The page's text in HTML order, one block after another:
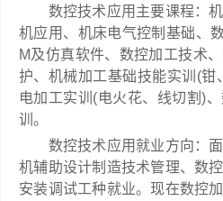
数控技术应用主要课程：机
机应用、机床电气控制基础、
M及仿真软件、数控加工技术
护、机械加工基础技能实训(钳
电加工实训(电火花、线切割)
训。
数控技术应用就业方向：面
机辅助设计制造技术管理、数
安装调试工种就业。现在数控